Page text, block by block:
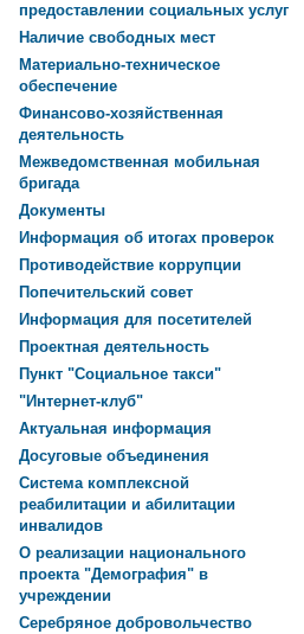
предоставлении социальных услуг
Наличие свободных мест
Материально-техническое
обеспечение
Финансово-хозяйственная
деятельность
Межведомственная мобильная
бригада
Документы
Информация об итогах проверок
Противодействие коррупции
Попечительский совет
Информация для посетителей
Проектная деятельность
Пункт "Социальное такси"
"Интернет-клуб"
Актуальная информация
Досуговые объединения
Система комплексной
реабилитации и абилитации
инвалидов
О реализации национального
проекта "Демография" в
учреждении
Серебряное добровольчество